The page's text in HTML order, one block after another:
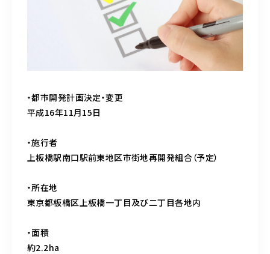
・都市開発計画決定・変更
平成16年11月15日
・施行者
上板橋駅南口駅前東地区市街地再開発組合（予定）
・所在地
東京都板橋区上板橋一丁目及び二丁目各地内
・面積
約2.2ha